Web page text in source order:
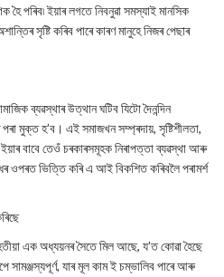
পৰিব৷ ইয়াৰ লগতে নিবনুৱা সমস্যাই মানসিক
সৃষ্টি কৰিব পাৰে কাৰণ মানুহে নিজৰ পেছাৰ
ব্যৱস্থাৰ উত্থান ঘটিব যিটো দৈনন্দিন
মুক্ত হ’ব। এই সমাজখন সম্প্ৰদায়, সৃষ্টিশীলতা,
বাবে তেওঁ চৰকাৰসমূহক নিৰাপত্তা ব্যৱস্থা আৰু
ওপৰত ভিত্তি কৰি এ আই বিকশিত কৰিবলৈ পৰামৰ্শ
এক অধ্যয়নৰ সৈতে মিল আছে, য’ত কোৱা হৈছে
যাৰ মূল কাম ই চম্ভালিব পাৰে আৰু